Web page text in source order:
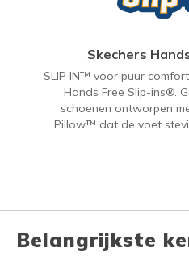
Skechers
SLIP IN™ voor puur
Hands Free Slip-ins®.
schoenen ontworpen
Pillow™ dat de voet
Belangrijkste